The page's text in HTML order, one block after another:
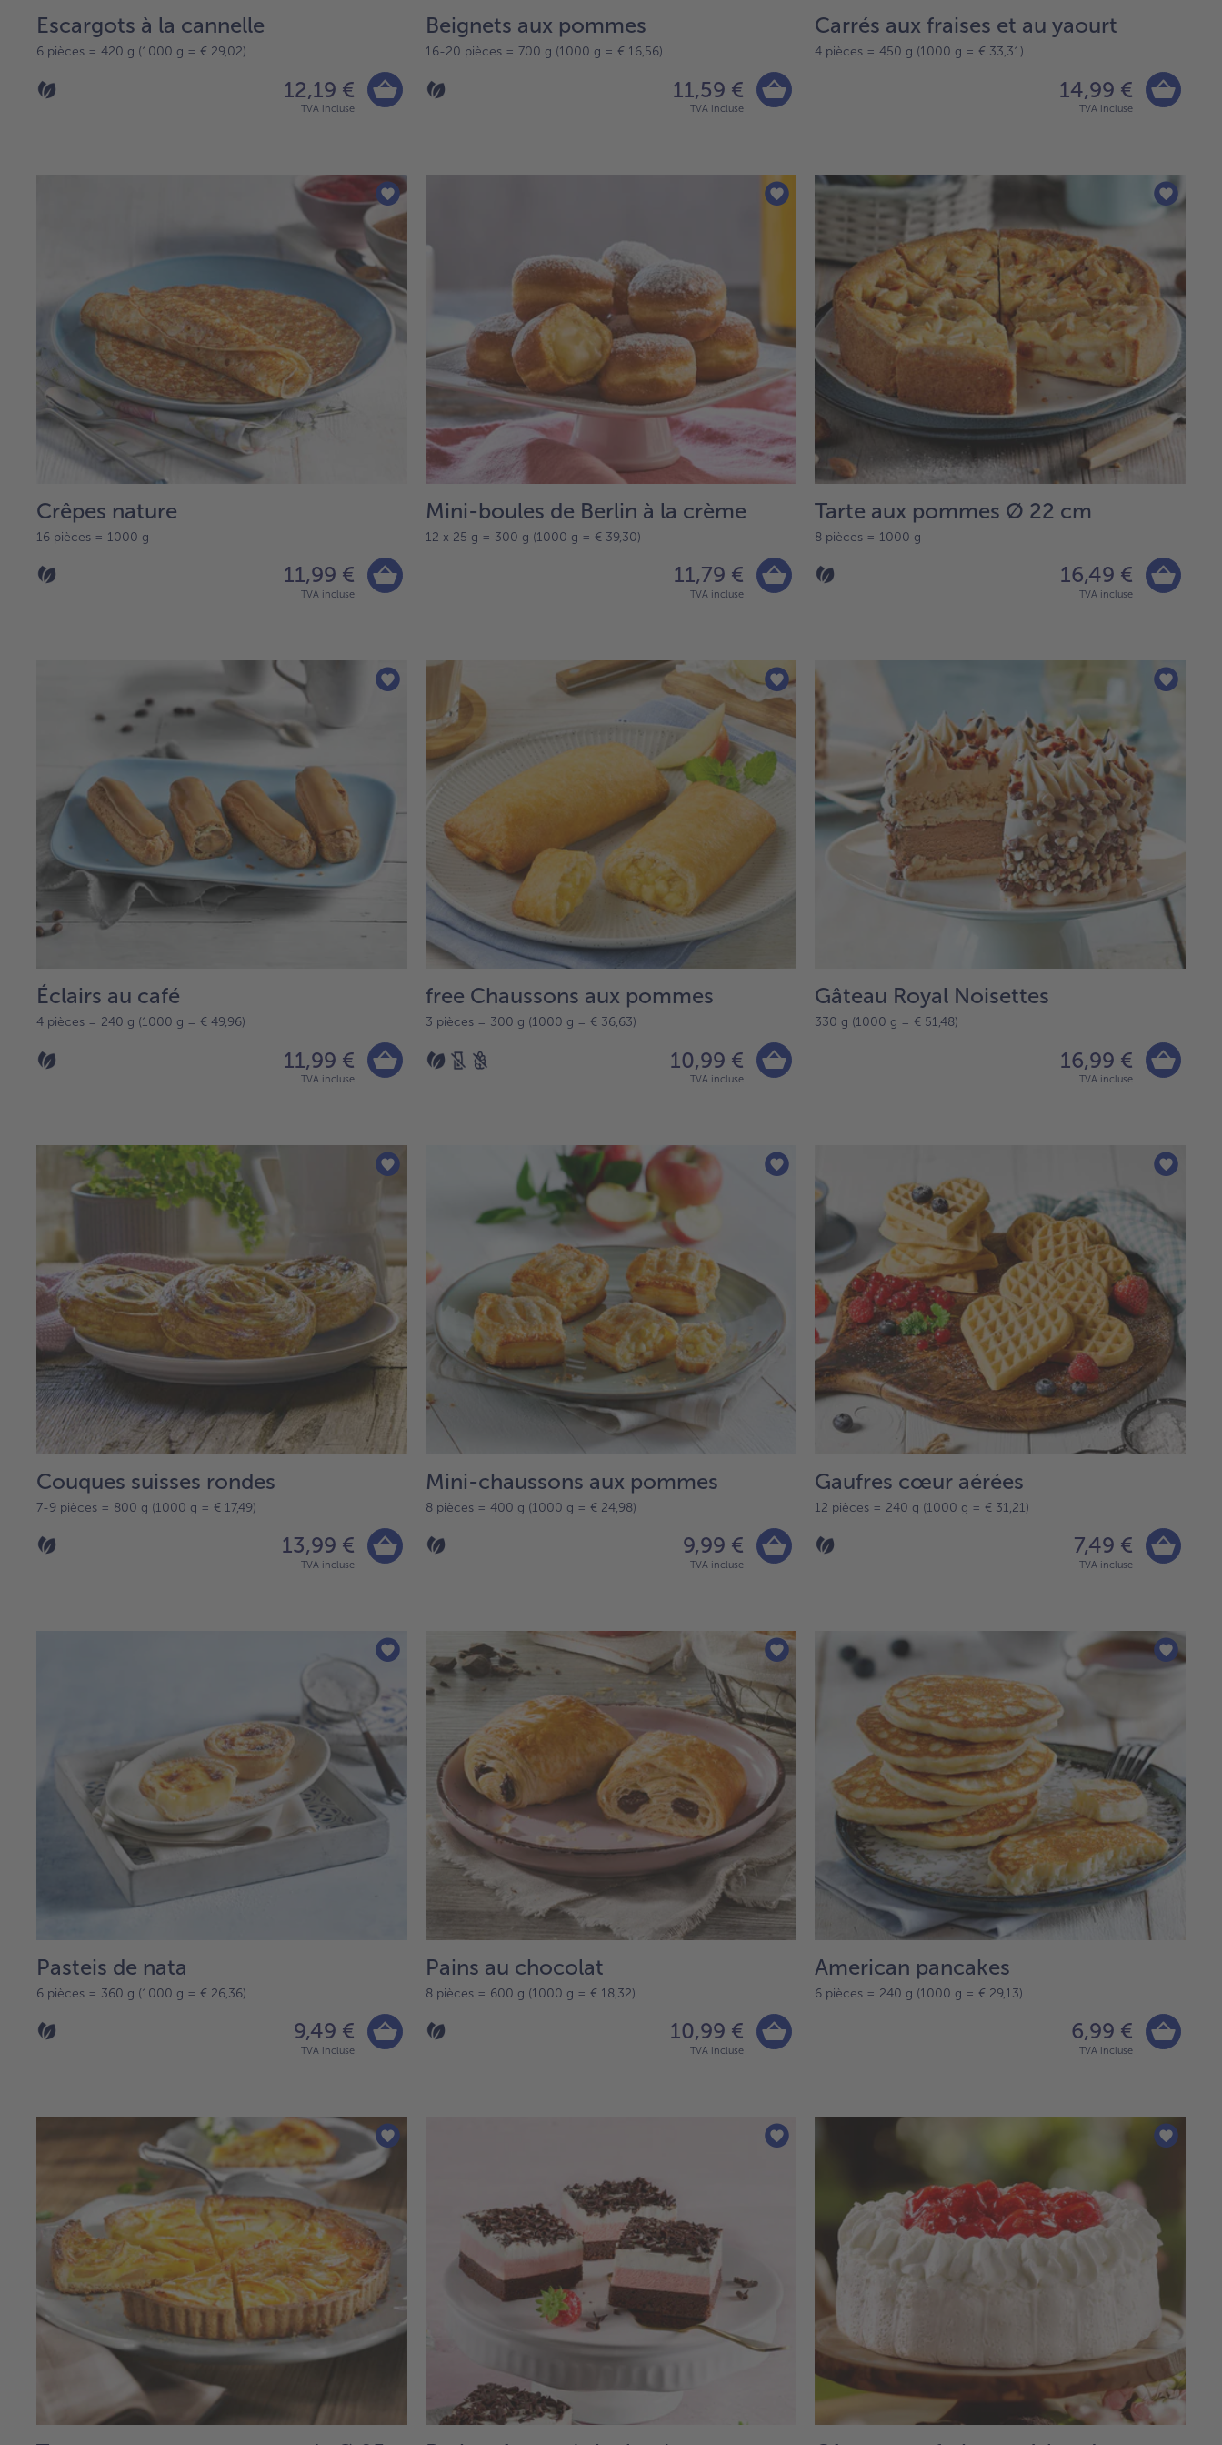
Escargots à la cannelle
6 pièces = 420 g (1000 g = € 29,02)
12,19 €
TVA incluse
Beignets aux pommes
16-20 pièces = 700 g (1000 g = € 16,56)
11,59 €
TVA incluse
Carrés aux fraises et au yaourt
4 pièces = 450 g (1000 g = € 33,31)
14,99 €
TVA incluse
Crêpes nature
16 pièces = 1000 g
11,99 €
TVA incluse
Mini-boules de Berlin à la crème
12 x 25 g = 300 g (1000 g = € 39,30)
11,79 €
TVA incluse
Tarte aux pommes Ø 22 cm
8 pièces = 1000 g
16,49 €
TVA incluse
Éclairs au café
4 pièces = 240 g (1000 g = € 49,96)
11,99 €
TVA incluse
free Chaussons aux pommes
3 pièces = 300 g (1000 g = € 36,63)
10,99 €
TVA incluse
Gâteau Royal Noisettes
330 g (1000 g = € 51,48)
16,99 €
TVA incluse
Couques suisses rondes
7-9 pièces = 800 g (1000 g = € 17,49)
13,99 €
TVA incluse
Mini-chaussons aux pommes
8 pièces = 400 g (1000 g = € 24,98)
9,99 €
TVA incluse
Gaufres cœur aérées
12 pièces = 240 g (1000 g = € 31,21)
7,49 €
TVA incluse
Pasteis de nata
6 pièces = 360 g (1000 g = € 26,36)
9,49 €
TVA incluse
Pains au chocolat
8 pièces = 600 g (1000 g = € 18,32)
10,99 €
TVA incluse
American pancakes
6 pièces = 240 g (1000 g = € 29,13)
6,99 €
TVA incluse